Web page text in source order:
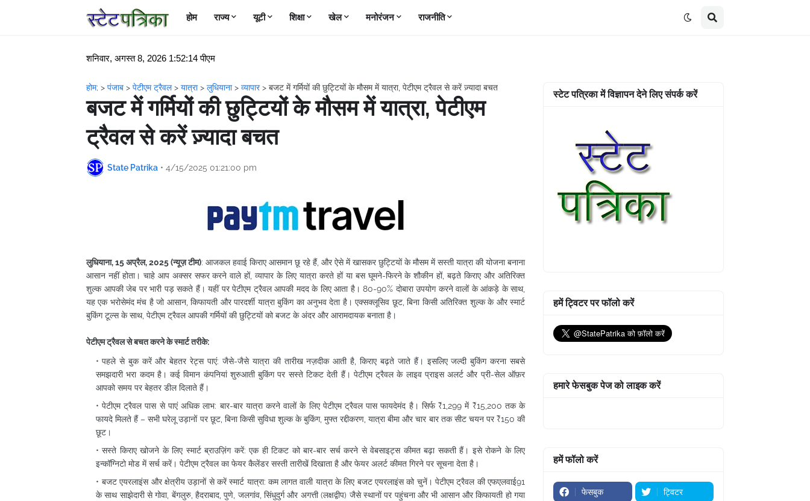
होम राज्य यूटी शिक्षा खेल मनोरंजन राजनीति
शनिवार, अगस्त 8, 2026 1:52:14 पीएम
होम; > पंजाब > पेटीएम ट्रैवल> यात्रा> लुधियाना> व्यापार> बजट में गर्मियों की छुट्टियों के मौसम में यात्रा, पेटीएम ट्रैवल से करें ज़्यादा बचत
बजट में गर्मियों की छुट्टियों के मौसम में यात्रा, पेटीएम
ट्रैवल से करें ज़्यादा बचत
State Patrika • 4/15/2025 01:21:00 pm
लुधियाना, 15 अप्रैल, 2025 (न्यूज़ टीम): आजकल हवाई किराए आसमान छू रहे हैं, और ऐसे में खासकर छुट्टियों के मौसम में सस्ती यात्रा की योजना बनाना
आसान नहीं होता। चाहे आप अक्सर सफर करने वाले हों, व्यापार के लिए यात्रा करते हों या बस घूमने-फिरने के शौकीन हों, बढ़ते किराए और अतिरिक्त
शुल्क आपकी जेब पर भारी पड़ सकते हैं। यहीं पर पेटीएम ट्रैवल आपकी मदद के लिए आता है। 80-90% दोबारा उपयोग करने वालों के आंकड़े के साथ,
यह एक भरोसेमंद मंच है जो आसान, किफायती और पारदर्शी यात्रा बुकिंग का अनुभव देता है। एक्सक्लूसिव छूट, बिना किसी अतिरिक्त शुल्क के और स्मार्ट
बुकिंग टूल्स के साथ, पेटीएम ट्रैवल आपकी गर्मियों की छुट्टियों को बजट के अंदर और आरामदायक बनाता है।
पेटीएम ट्रैवल से बचत करने के स्मार्ट तरीके:
पहले से बुक करें और बेहतर रेट्स पाएं: जैसे-जैसे यात्रा की तारीख नज़दीक आती है, किराए बढ़ते जाते हैं। इसलिए जल्दी बुकिंग करना सबसे
समझदारी भरा कदम है। कई विमान कंपनियां शुरुआती बुकिंग पर सस्ते टिकट देती हैं। पेटीएम ट्रैवल के लाइव प्राइस अलर्ट और प्री-सेल ऑफ़र
आपको समय पर बेहतर डील दिलाते हैं।
पेटीएम ट्रैवल पास से पाएं अधिक लाभ: बार-बार यात्रा करने वालों के लिए पेटीएम ट्रैवल पास फायदेमंद है। सिर्फ ₹1,299 में ₹15,200 तक के
फायदे मिलते हैं – सभी घरेलू उड़ानों पर छूट, बिना किसी सुविधा शुल्क के बुकिंग, मुफ्त रद्दीकरण, यात्रा बीमा और चार बार तक सीट चयन पर ₹150 की
छूट।
सस्ते किराए खोजने के लिए स्मार्ट ब्राउज़िंग करें: एक ही टिकट को बार-बार सर्च करने से वेबसाइट्स कीमत बढ़ा सकती हैं। इसे रोकने के लिए
इन्कॉग्निटो मोड में सर्च करें। पेटीएम ट्रैवल का फेयर कैलेंडर सस्ती तारीखें दिखाता है और फेयर अलर्ट कीमत गिरने पर सूचना देता है।
बजट एयरलाइंस और क्षेत्रीय उड़ानों से करें स्मार्ट यात्रा: कम लागत वाली यात्रा के लिए बजट एयरलाइंस को चुनें। पेटीएम ट्रैवल की एफएलवाई91
के साथ साझेदारी से गोवा, बेंगलुरु, हैदराबाद, पुणे, जलगांव, सिंधुदुर्ग और अगत्ती (लक्षद्वीप) जैसे स्थानों पर पहुंचना और भी आसान और किफायती हो गया
स्टेट पत्रिका में विज्ञापन देने लिए संपर्क करें
हमें ट्विटर पर फॉलो करें
हमारे फेसबुक पेज को लाइक करें
हमें फॉलो करें
फेसबुक ट्विटर